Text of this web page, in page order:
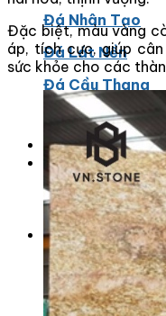
Đá Nhân Tạo
Đá Lát Nền
Đá Cầu Thang
Đá Cầu Thang
Đá Bàn Bếp
Đá Bàn Bếp
Đá Lát Nền
Đá Bàn Bếp
Đá Ốp
Đá Ốp Bếp
Đá Ốp Mặt
Đá Ốp Cột
Đá Ốp Mộ
Đặc biệt, màu vàng
áp, tích cực, giúp
sức khỏe cho các